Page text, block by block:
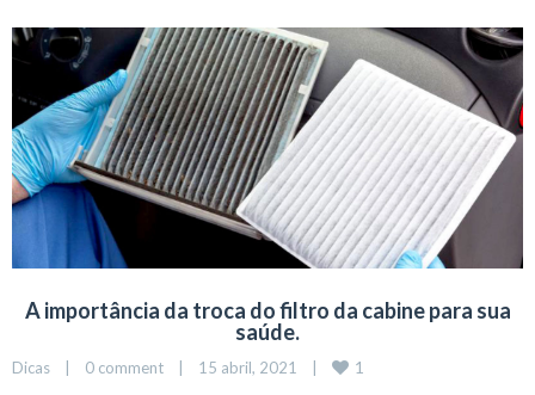
A importância da troca do filtro da cabine para sua
saúde.
Dicas | 0 comment | 15 abril, 2021 | 1